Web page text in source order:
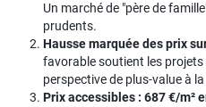
Un marché de "père de
prudents.
Hausse marquée des prix
favorable soutient les
perspective de plus-value à
Prix accessibles : 687 €/m²